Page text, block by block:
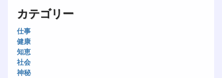
カテゴリー
仕事
健康
知恵
社会
神秘